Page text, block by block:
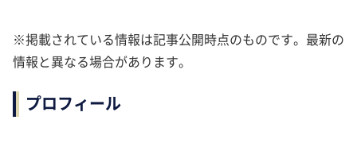
※掲載されている情報は記事公開時点のものです。最新の
情報と異なる場合があります。
プロフィール